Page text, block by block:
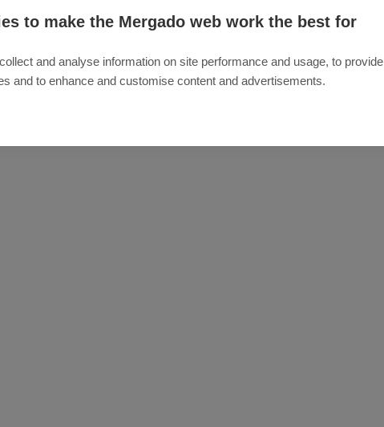
to make the Mergado web work the best for
and analyse information on site performance and usage, to provide
and to enhance and customise content and advertisements.